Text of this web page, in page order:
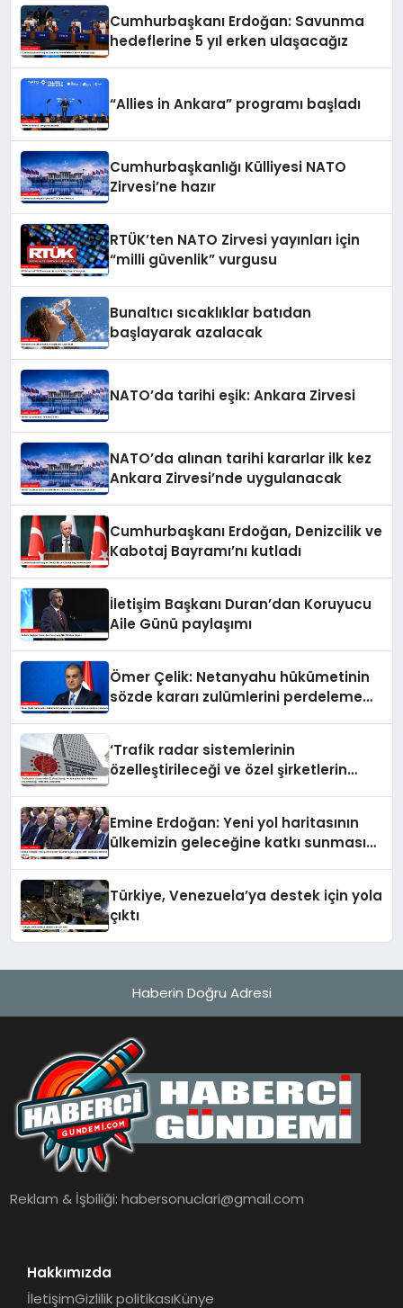
Cumhurbaşkanı Erdoğan: Savunma
hedeflerine 5 yıl erken ulaşacağız
“Allies in Ankara” programı başladı
Cumhurbaşkanlığı Külliyesi NATO
Zirvesi’ne hazır
RTÜK’ten NATO Zirvesi yayınları için
“milli güvenlik” vurgusu
Bunaltıcı sıcaklıklar batıdan
başlayarak azalacak
NATO’da tarihi eşik: Ankara Zirvesi
NATO’da alınan tarihi kararlar ilk kez
Ankara Zirvesi’nde uygulanacak
Cumhurbaşkanı Erdoğan, Denizcilik ve
Kabotaj Bayramı’nı kutladı
İletişim Başkanı Duran’dan Koruyucu
Aile Günü paylaşımı
Ömer Çelik: Netanyahu hükümetinin
sözde kararı zulümlerini perdeleme
‘Trafik radar sistemlerinin
özelleştirileceği ve özel şirketlerin
Emine Erdoğan: Yeni yol haritasının
ülkemizin geleceğine katkı sunmasını
Türkiye, Venezuela’ya destek için yola
çıktı
Haberin Doğru Adresi
Reklam & İşbiliği:habersonuclari@gmail.com
Hakkımızda
İletişimGizlilik politikasıKünye